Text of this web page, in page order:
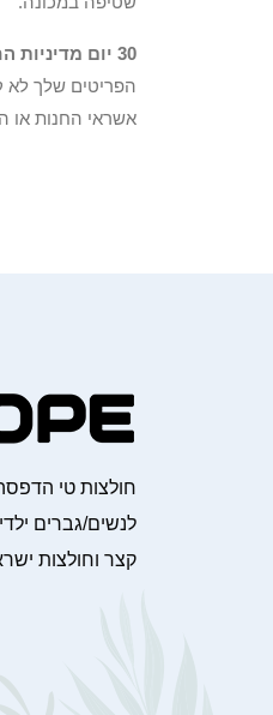
30 יום מדיניות החזר והחזר כספי
אשראי החנות או
חולצות טי
לנשים/גברים
קצר וחולצות